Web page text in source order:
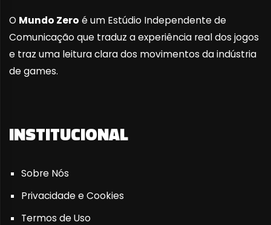
O Mundo Zero é um Estúdio Independente de
Comunicação que traduz a experiência real dos jogos
e traz uma leitura clara dos movimentos da indústria
de games.
INSTITUCIONAL
Sobre Nós
Privacidade e Cookies
Termos de Uso